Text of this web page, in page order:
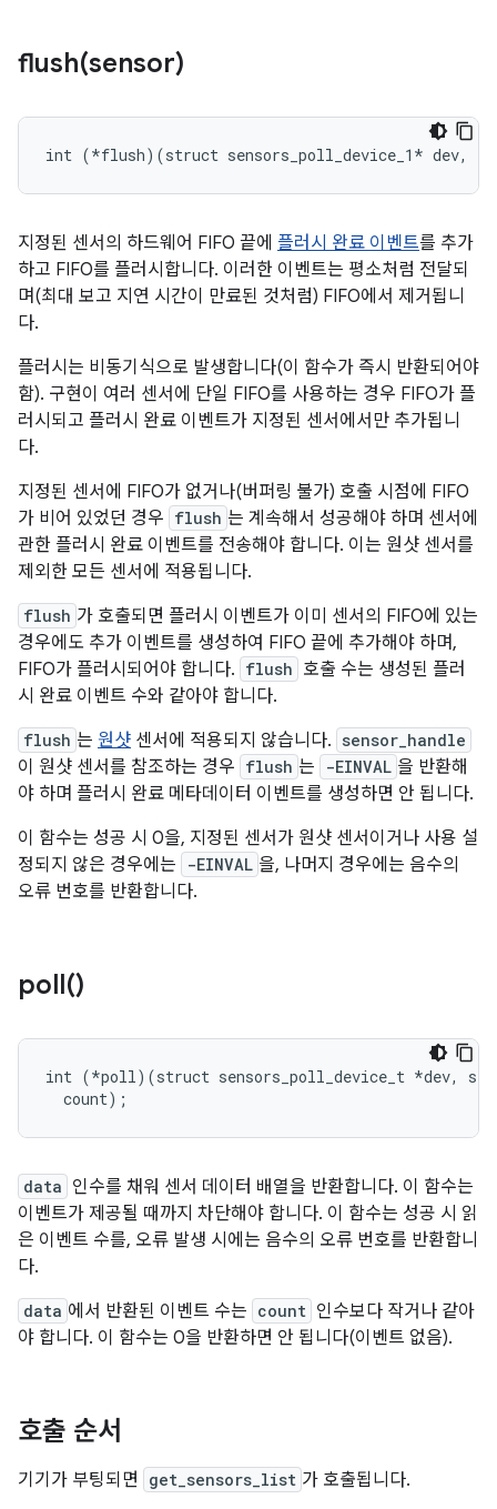
flush(sensor)
int (*flush)(struct sensors_poll_device_1* dev,
지정된 센서의 하드웨어 FIFO 끝에 플러시 완료 이벤트를 추가
하고 FIFO를 플러시합니다. 이러한 이벤트는 평소처럼 전달되
며(최대 보고 지연 시간이 만료된 것처럼) FIFO에서 제거됩니
다.
플러시는 비동기식으로 발생합니다(이 함수가 즉시 반환되어야
함). 구현이 여러 센서에 단일 FIFO를 사용하는 경우 FIFO가 플
러시되고 플러시 완료 이벤트가 지정된 센서에서만 추가됩니
다.
지정된 센서에 FIFO가 없거나(버퍼링 불가) 호출 시점에 FIFO
가 비어 있었던 경우 flush 는 계속해서 성공해야 하며 센서에
관한 플러시 완료 이벤트를 전송해야 합니다. 이는 원샷 센서를
제외한 모든 센서에 적용됩니다.
flush 가 호출되면 플러시 이벤트가 이미 센서의 FIFO에 있는
경우에도 추가 이벤트를 생성하여 FIFO 끝에 추가해야 하며,
FIFO가 플러시되어야 합니다. flush 호출 수는 생성된 플러
시 완료 이벤트 수와 같아야 합니다.
flush 는 원샷 센서에 적용되지 않습니다. sensor_handle
이 원샷 센서를 참조하는 경우 flush 는 -EINVAL 을 반환해
야 하며 플러시 완료 메타데이터 이벤트를 생성하면 안 됩니다.
이 함수는 성공 시 0을, 지정된 센서가 원샷 센서이거나 사용 설
정되지 않은 경우에는
-EINVAL 을, 나머지 경우에는 음수의
오류 번호를 반환합니다.
poll()
int (*poll)(struct sensors_poll_device_t *dev,
  count);
data 인수를 채워 센서 데이터 배열을 반환합니다. 이 함수는
이벤트가 제공될 때까지 차단해야 합니다. 이 함수는 성공 시 읽
은 이벤트 수를, 오류 발생 시에는 음수의 오류 번호를 반환합니
다.
data 에서 반환된 이벤트 수는 count 인수보다 작거나 같아
야 합니다. 이 함수는 0을 반환하면 안 됩니다(이벤트 없음).
호출 순서
기기가 부팅되면 get_sensors_list 가 호출됩니다.